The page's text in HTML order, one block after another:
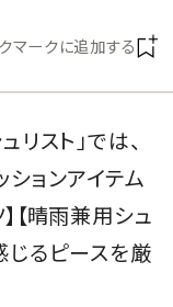
マークに追加する
リスト」では、
ョンアイテム
【晴雨兼用シュ
じるピースを厳